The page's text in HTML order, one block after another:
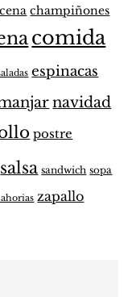
cena champiñones
comida
espinacas
navidad
postre
salsa sandwich sopa
zapallo